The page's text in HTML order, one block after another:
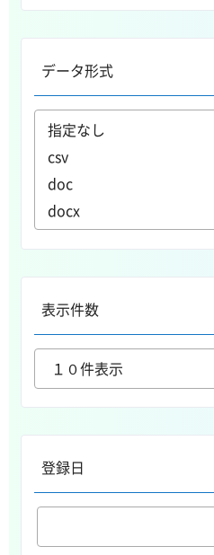
データ形式
表示件数
登録日